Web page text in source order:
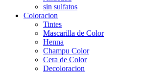
sin sulfatos
Coloracion
Tintes
Mascarilla de Color
Henna
Champu Color
Cera de Color
Decoloracion